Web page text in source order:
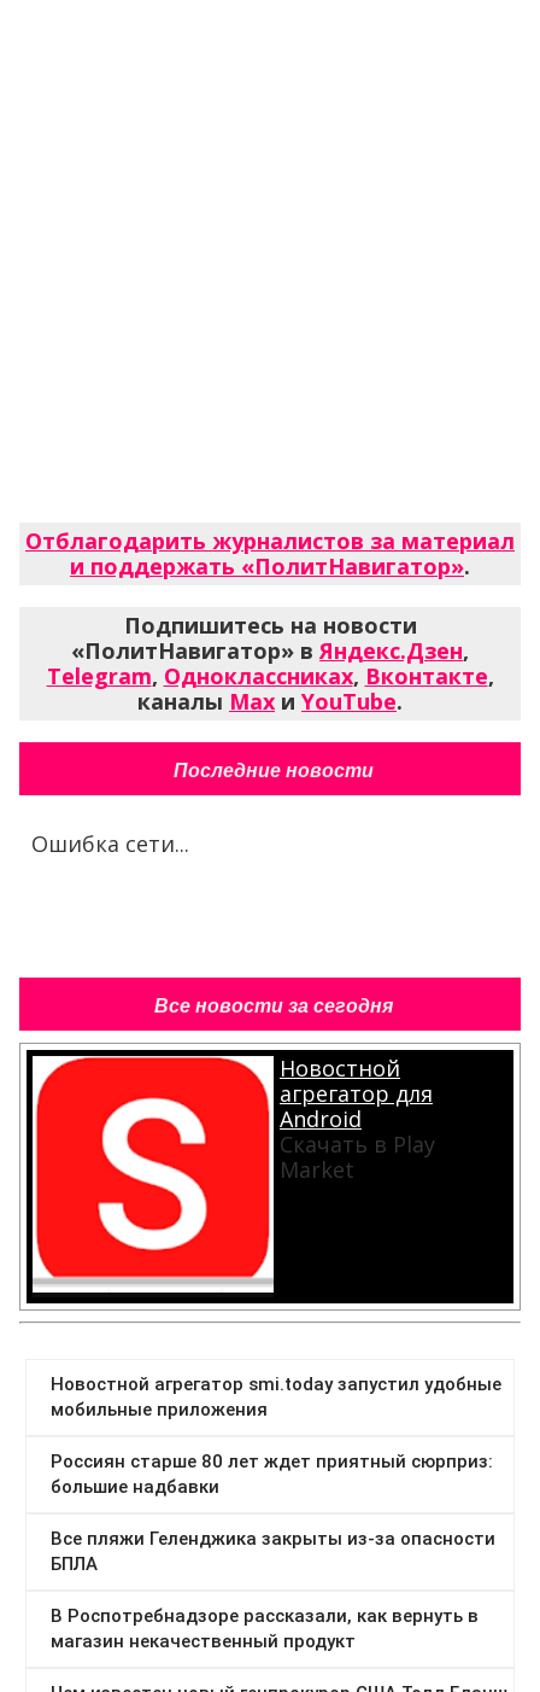
Отблагодарить журналистов за материал
и поддержать «ПолитНавигатор».
Подпишитесь на новости
«ПолитНавигатор» вЯндекс.Дзен,
Telegram, Одноклассниках, Вконтакте,
каналы Max и YouTube.
Последние новости
Ошибка сети...
Все новости за сегодня
Новостной
агрегатор для
Android
Скачать в Play
Market